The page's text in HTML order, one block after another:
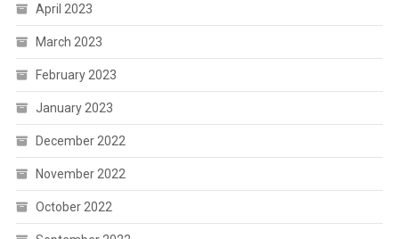
April 2023
March 2023
February 2023
January 2023
December 2022
November 2022
October 2022